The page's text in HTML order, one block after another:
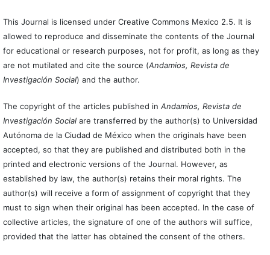
This Journal is licensed under Creative Commons Mexico 2.5. It is
allowed to reproduce and disseminate the contents of the Journal
for educational or research purposes, not for profit, as long as they
are not mutilated and cite the source (Andamios, Revista de
Investigación Social) and the author.
The copyright of the articles published in Andamios, Revista de
Investigación Socialare transferred by the author(s) to Universidad
Autónoma de la Ciudad de México when the originals have been
accepted, so that they are published and distributed both in the
printed and electronic versions of the Journal. However, as
established by law, the author(s) retains their moral rights. The
author(s) will receive a form of assignment of copyright that they
must to sign when their original has been accepted. In the case of
collective articles, the signature of one of the authors will suffice,
provided that the latter has obtained the consent of the others.